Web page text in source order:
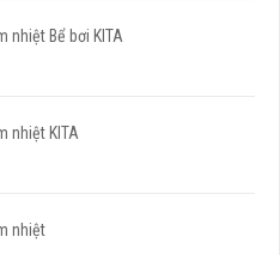
nhiệt Bể bơi KITA
nhiệt KITA
nhiệt